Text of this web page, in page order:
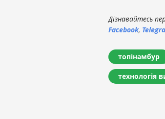
Дізнавайтесь
Facebook,
топінамбур
технологія